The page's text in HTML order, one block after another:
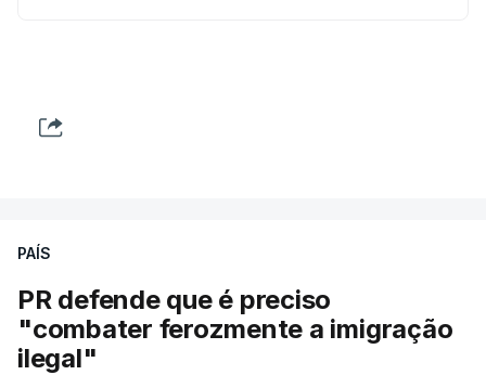
PAÍS
PR defende que é preciso
"combater ferozmente a imigração
ilegal"